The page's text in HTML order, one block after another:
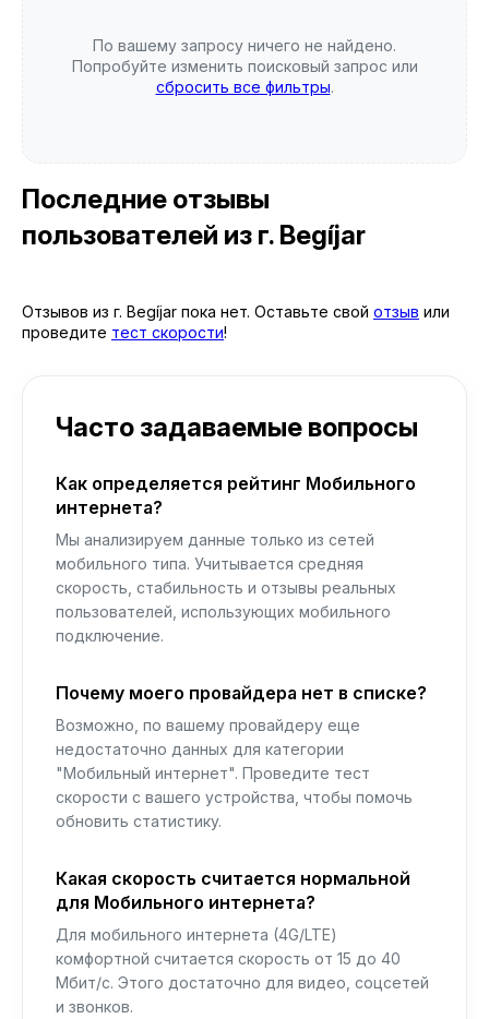
По вашему запросу ничего не найдено.
Попробуйте изменить поисковый запрос или
сбросить все фильтры.
Последние отзывы
пользователей из г. Begíjar
Отзывов из г. Begíjar пока нет. Оставьте свой отзыв или
проведите тест скорости!
Часто задаваемые вопросы
Как определяется рейтинг Мобильного
интернета?
Мы анализируем данные только из сетей
мобильного типа. Учитывается средняя
скорость, стабильность и отзывы реальных
пользователей, использующих мобильного
подключение.
Почему моего провайдера нет в списке?
Возможно, по вашему провайдеру еще
недостаточно данных для категории
"Мобильный интернет". Проведите тест
скорости с вашего устройства, чтобы помочь
обновить статистику.
Какая скорость считается нормальной
для Мобильного интернета?
Для мобильного интернета (4G/LTE)
комфортной считается скорость от 15 до 40
Мбит/с. Этого достаточно для видео, соцсетей
и звонков.